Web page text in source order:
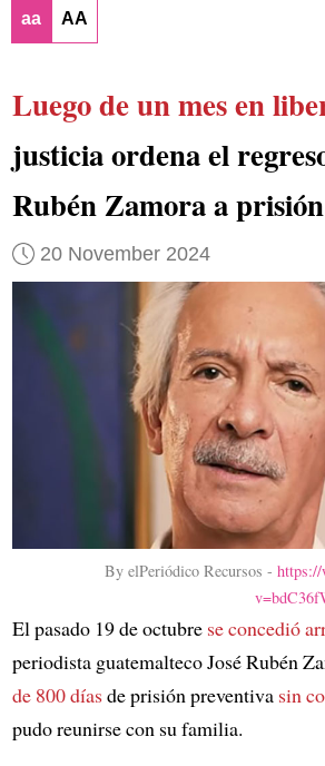
aa AA
Luego de un mes en
justicia ordena el
Rubén Zamora a prisión
20 November 2024
By elPeriódico Recursos -https://
El pasado 19 de octubre se concedió
periodista guatemalteco José Rubén
de 800 díasde prisión preventiva sin
pudo reunirse con su familia.